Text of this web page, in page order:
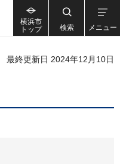
横浜市
トップ
検索 メニュー
最終更新日 2024年12月10日